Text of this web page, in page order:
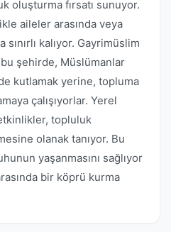
oluşturma fırsatı sunuyor.
aileler arasında veya
sınırlı kalıyor. Gayrimüslim
şehirde, Müslümanlar
kutlamak yerine, topluma
çalışıyorlar. Yerel
topluluk
olanak tanıyor. Bu
yaşanmasını sağlıyor
bir köprü kurma